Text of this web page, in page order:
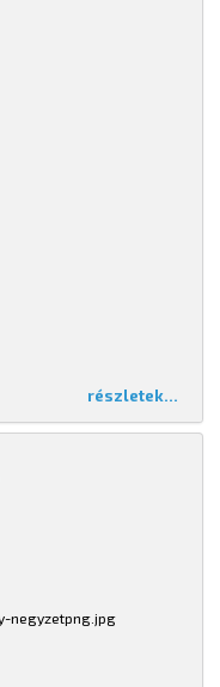
részletek...